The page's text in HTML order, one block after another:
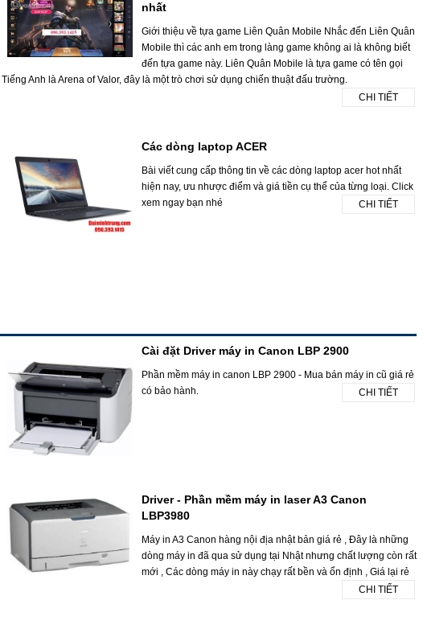
nhất
Giới thiệu về tựa game Liên Quân Mobile Nhắc đến Liên Quân
Mobile thì các anh em trong làng game không ai là không biết
đến tựa game này. Liên Quân Mobile là tựa game có tên gọi
Tiếng Anh là Arena of Valor, đây là một trò chơi sử dụng chiến thuật đấu trường.
CHI TIẾT
Các dòng laptop ACER
Bài viết cung cấp thông tin về các dòng laptop acer hot nhất
hiện nay, ưu nhược điểm và giá tiền cụ thể của từng loại. Click
xem ngay bạn nhé
CHI TIẾT
Cài đặt Driver máy in Canon LBP 2900
Phần mềm máy in canon LBP 2900 - Mua bán máy in cũ giá rẻ
có bảo hành.
CHI TIẾT
Driver - Phần mềm máy in laser A3 Canon
LBP3980
Máy in A3 Canon hàng nội địa nhật bản giá rẻ , Đây là những
dòng máy in đã qua sử dụng tại Nhật nhưng chất lượng còn rất
mới , Các dòng máy in này chạy rất bền và ổn định , Giá lại rẻ
CHI TIẾT